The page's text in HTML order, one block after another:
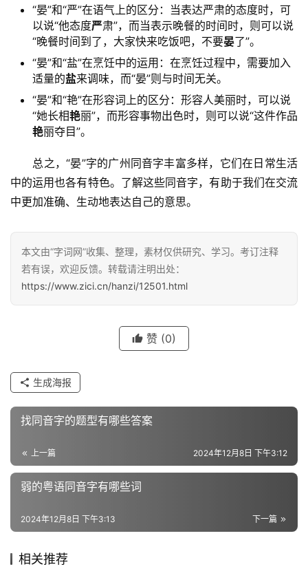
汉
反
义
词
近
义
词
词
“晏”和“严”在语气上的区分：当表达严肃的态度时，可
以说“他态度严肃”，而当表示晚餐的时间时，则可以说
“晚餐时间到了，大家快来吃饭吧，不要晏了”。
“晏”和“盐”在烹饪中的运用：在烹饪过程中，需要加入
适量的盐来调味，而“晏”则与时间无关。
“晏”和“艳”在形容词上的区分：形容人美丽时，可以说
“她长相艳丽”，而形容事物出色时，则可以说“这件作品
艳丽夺目”。
总之，“晏”字的广州同音字丰富多样，它们在日常生活
中的运用也各有特色。了解这些同音字，有助于我们在交流
中更加准确、生动地表达自己的意思。
本文由“字词网”收集、整理，素材仅供研究、学习。考订注释
若有误，欢迎反馈。转载请注明出处：
https://www.zici.cn/hanzi/12501.html
赞 (0)
生成海报
找同音字的题型有哪些答案
上一篇 2024年12月8日 下午3:12
弱的粤语同音字有哪些词
下一篇
2024年12月8日 下午3:13
相关推荐